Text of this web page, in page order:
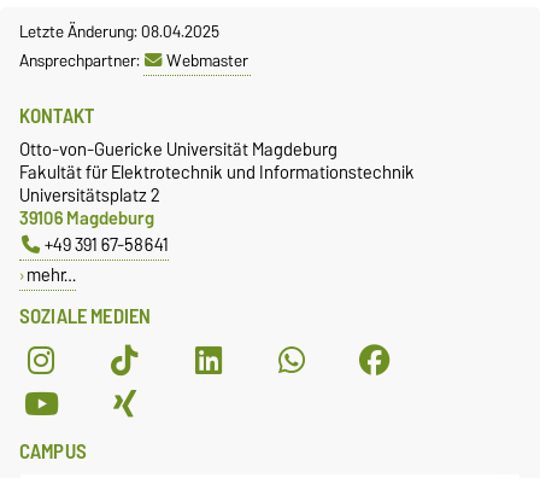
Letzte Änderung: 08.04.2025
Ansprechpartner:
Webmaster
SOZIALE MEDIEN
KONTAKT
Otto-von-Guericke Universität Magdeburg
Fakultät für Elektrotechnik und Informationstechnik
Universitätsplatz 2
39106 Magdeburg
+49 391 67-58641
mehr…
CAMPUS